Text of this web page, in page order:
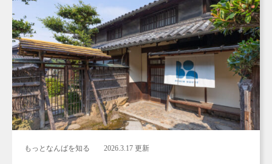
もっとなんばを知る 2026.3.17 更新